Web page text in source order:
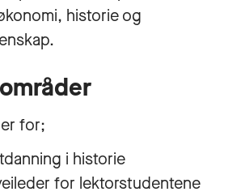
historie og
for;
i historie
for lektorstudentene